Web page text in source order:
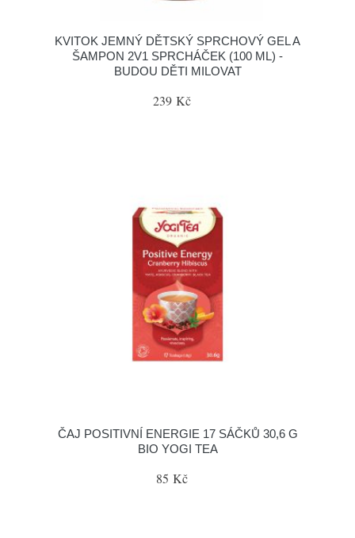
KVITOK JEMNÝ DĚTSKÝ SPRCHOVÝ GEL A
ŠAMPON 2V1 SPRCHÁČEK (100 ML) -
BUDOU DĚTI MILOVAT
239 Kč
ČAJ POSITIVNÍ ENERGIE 17 SÁČKŮ 30,6 G
BIO YOGI TEA
85 Kč